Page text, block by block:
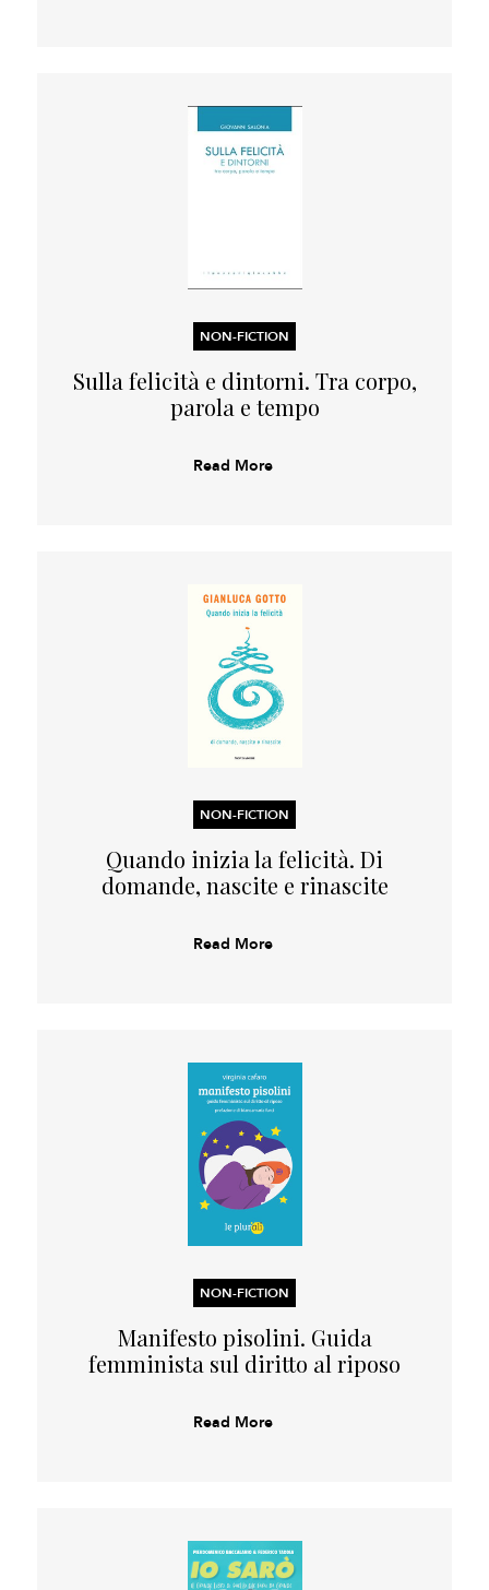
NON-FICTION
Sulla felicità e dintorni. Tra corpo,
parola e tempo
Read More
NON-FICTION
Quando inizia la felicità. Di
domande, nascite e rinascite
Read More
NON-FICTION
Manifesto pisolini. Guida
femminista sul diritto al riposo
Read More